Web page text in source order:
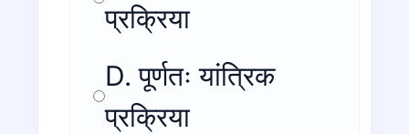
प्रक्रिया
D. पूर्णतः यांत्रिक
प्रक्रिया